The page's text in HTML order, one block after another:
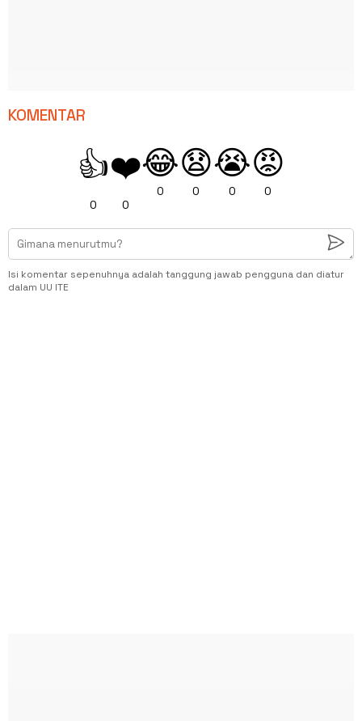
KOMENTAR
👍
0
❤️
0
😂
0
😧
0
😭
0
😡
0
Isi komentar sepenuhnya adalah tanggung jawab pengguna dan diatur
dalam UU ITE